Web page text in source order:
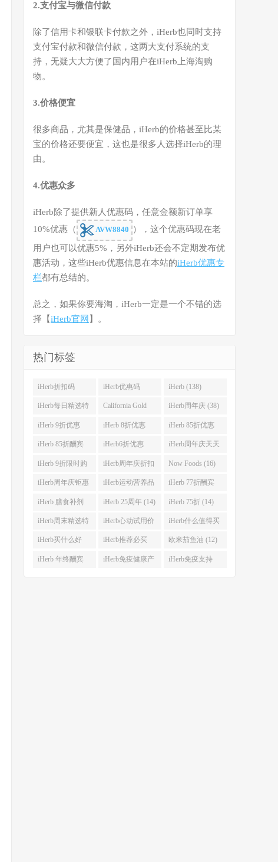
2.支付宝与微信付款
除了信用卡和银联卡付款之外，iHerb也同时支持
支付宝付款和微信付款，这两大支付系统的支
持，无疑大大方便了国内用户在iHerb上海淘购
物。
3.价格便宜
很多商品，尤其是保健品，iHerb的价格甚至比某
宝的价格还要便宜，这也是很多人选择iHerb的理
由。
4.优惠众多
iHerb除了提供新人优惠码，任意金额新订单享
10%优惠（
AVW8840 ），这个优惠码现在老
用户也可以优惠5%，另外iHerb还会不定期发布优
惠活动，这些iHerb优惠信息在本站的iHerb优惠专
栏都有总结的。
总之，如果你要海淘，iHerb一定是一个不错的选
择【iHerb官网 】。
热门标签
iHerb折扣码
(341)
iHerb优惠码
(282)
iHerb (138)
iHerb每日精选特
惠 (53)
California Gold
Nutrition(CGN)
(42)
iHerb周年庆 (38)
iHerb 9折优惠
(38)
iHerb 8折优惠
(37)
iHerb 85折优惠
(27)
iHerb 85折酬宾
(23)
iHerb6折优惠
(23)
iHerb周年庆天天
大酬宾 (22)
iHerb 9折限时购
(21)
iHerb周年庆折扣
码 (17)
Now Foods (16)
iHerb周年庆钜惠
(15)
iHerb运动营养品
(14)
iHerb 77折酬宾
(14)
iHerb 膳食补剂
(14)
iHerb 25周年 (14) iHerb 75折 (14)
iHerb周末精选特
惠 (13)
iHerb心动试用价
(13)
iHerb什么值得买
(12)
iHerb买什么好
(12)
iHerb推荐必买
(12)
欧米茄鱼油 (12)
iHerb 年终酬宾 iHerb免疫健康产 iHerb免疫支持